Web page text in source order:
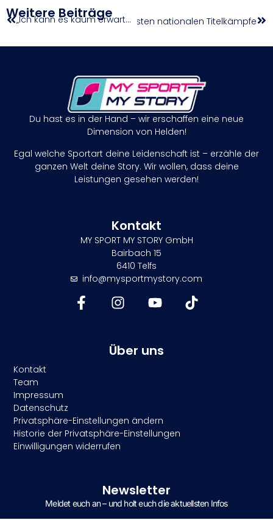
Weitere Beiträge „Ich kann es kaum erwarten, in Linz zu spielen“
Die ersten nationalen Titelkämpfe
Du hast es in der Hand – wir erschaffen eine neue
Dimension von Helden!
Egal welche Sportart deine Leidenschaft ist – erzähle der
ganzen Welt deine Story. Wir wollen, dass deine
Leistungen gesehen werden!
Kontakt
MY SPORT MY STORY GmbH
Bairbach 15
6410 Telfs
info@mysportmystory.com
Über uns
Kontakt
Team
Impressum
Datenschutz
Privatsphäre-Einstellungen ändern
Historie der Privatsphäre-Einstellungen
Einwilligungen widerrufen
Newsletter
Meldet euch an – und holt euch die aktuellsten Infos